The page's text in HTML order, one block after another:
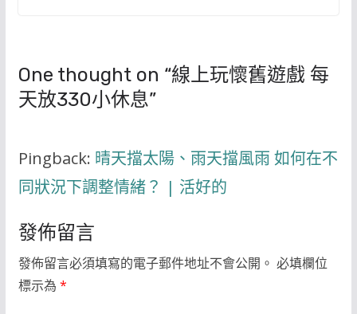
One thought on “線上玩懷舊遊戲 每
天放330小休息”
Pingback: 晴天擋太陽、雨天擋風雨 如何在不
同狀況下調整情緒？ | 活好的
發佈留言
發佈留言必須填寫的電子郵件地址不會公開。 必填欄位
標示為 *